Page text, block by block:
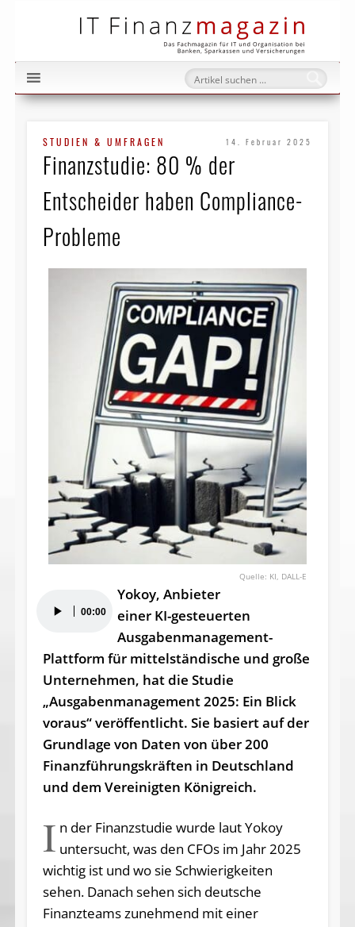
STUDIEN & UMFRAGEN 14. Februar 2025
Finanzstudie: 80 % der
Entscheider haben Compliance-
Probleme
KI, DALL-E
Player 00:00
Yokoy, Anbieter
einer KI-gesteuerten
Ausgabenmanagement-
Plattform für mittelständische und große
Unternehmen, hat die Studie
„Ausgabenmanagement 2025: Ein Blick
voraus“ veröffentlicht. Sie basiert auf der
Grundlage von Daten von über 200
Finanzführungskräften in Deutschland
und dem Vereinigten Königreich.
I n der Finanzstudie wurde laut Yokoy
untersucht, was den CFOs im Jahr 2025
wichtig ist und wo sie Schwierigkeiten
sehen. Danach sehen sich deutsche
Finanzteams zunehmend mit einer